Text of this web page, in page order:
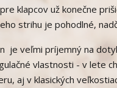
klapcov už konečne
strihu je pohodlné,
je veľmi príjemný na
vlastnosti - v lete
aj v klasických